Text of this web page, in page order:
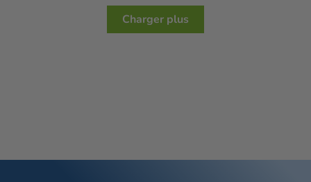
Charger plus